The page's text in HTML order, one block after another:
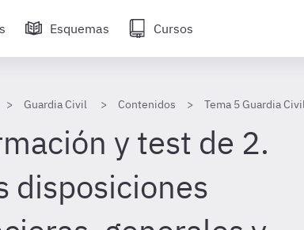
Esquemas Cursos
Guardia Civil Contenidos Tema 5 Guardia
y test de 2.
disposiciones